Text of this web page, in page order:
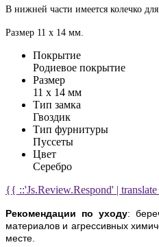
В нижней части имеется колечко
Размер 11 х 14 мм.
Покрытие
Родиевое покрытие
Размер
11 х 14 мм
Тип замка
Гвоздик
Тип фурнитуры
Пуссеты
Цвет
Серебро
{{ ::'Js.Review.Respond' |
Рекомендации по уходу:
материалов и агрессивных
месте.